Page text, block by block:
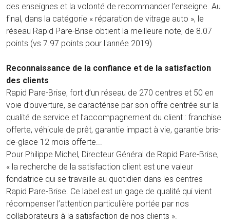
des enseignes et la volonté de recommander l’enseigne. Au
final, dans la catégorie « réparation de vitrage auto », le
réseau Rapid Pare-Brise obtient la meilleure note, de 8.07
points (vs 7.97 points pour l'année 2019)
Reconnaissance de la confiance et de la satisfaction
des clients
Rapid Pare-Brise, fort d’un réseau de 270 centres et 50 en
voie d’ouverture, se caractérise par son offre centrée sur la
qualité de service et l’accompagnement du client : franchise
offerte, véhicule de prêt, garantie impact à vie, garantie bris-
de-glace 12 mois offerte...
Pour Philippe Michel, Directeur Général de Rapid Pare-Brise,
« la recherche de la satisfaction client est une valeur
fondatrice qui se travaille au quotidien dans les centres
Rapid Pare-Brise. Ce label est un gage de qualité qui vient
récompenser l’attention particulière portée par nos
collaborateurs à la satisfaction de nos clients ».